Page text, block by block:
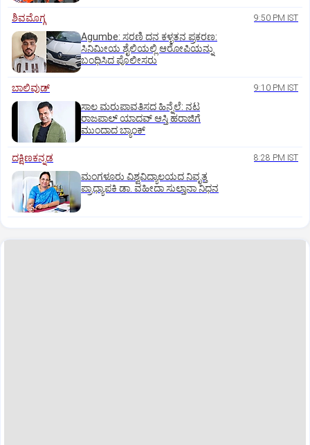
ಶಿವಮೊಗ್ಗ 9:50 PM IST
Agumbe: ಸರಣಿ ದನ ಕಳ್ಳತನ ಪ್ರಕರಣ:
ಸಿನಿಮೀಯ ಶೈಲಿಯಲ್ಲಿ ಆರೋಪಿಯನ್ನು
ಬಂಧಿಸಿದ ಪೊಲೀಸರು
ಬಾಲಿವುಡ್‌ 9:10 PM IST
ಸಾಲ ಮರುಪಾವತಿಸದ ಹಿನ್ನೆಲೆ: ನಟ
ರಾಜಪಾಲ್ ಯಾದವ್‌ ಆಸ್ತಿ ಹರಾಜಿಗೆ
ಮುಂದಾದ ಬ್ಯಾಂಕ್
ದಕ್ಷಿಣಕನ್ನಡ 8:28 PM IST
ಮಂಗಳೂರು ವಿಶ್ವವಿದ್ಯಾಲಯದ ನಿವೃತ್ತ
ಪ್ರಾಧ್ಯಾಪಕಿ ಡಾ. ವಹೀದಾ ಸುಲ್ತಾನಾ ನಿಧನ